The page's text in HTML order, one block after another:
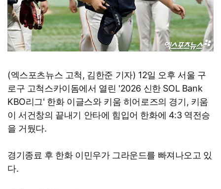
(엑스포츠뉴스 고척, 김한준 기자) 12일 오후 서울 구
로구 고척스카이돔에서 열린 '2026 신한 SOL Bank
KBO리그' 한화 이글스와 키움 히어로즈의 경기, 키움
이 서건창의 끝내기 안타에 힘입어 한화에 4:3 역전승
을 거뒀다.
경기종료 후 한화 이민우가 그라운드를 빠져나오고 있
다.